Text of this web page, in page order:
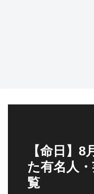
【命日】
た有名人
覧